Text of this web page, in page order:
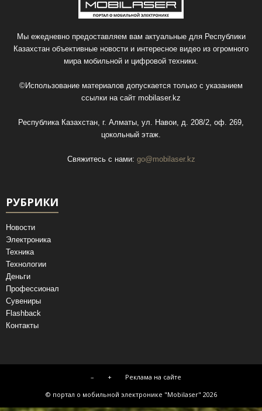
Мы ежедневно предоставляем вам актуальные для Республики
Казахстан объективные новости и интересное видео из огромного
мира мобильной и цифровой техники.
©Использование материалов допускается только с указанием
ссылки на сайт mobilaser.kz
Республика Казахстан, г. Алматы, ул. Навои, д. 208/2, оф. 269,
цокольный этаж.
Свяжитесь с нами: go@mobilaser.kz
РУБРИКИ
Новости
Электроника
Техника
Технологии
Деньги
Профессионал
Сувениры
Flashback
Контакты
– +
Реклама на сайте
© портал о мобильной электронике "Mobilaser" 2026